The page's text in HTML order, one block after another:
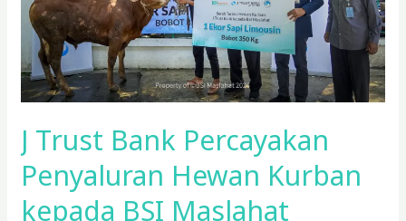
J Trust Bank Percayakan
Penyaluran Hewan Kurban
kepada BSI Maslahat
BSI
Maslahat